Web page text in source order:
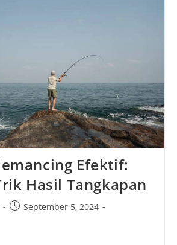
Efektif:
Hasil Tangkapan
PostSeptember 5, 2024